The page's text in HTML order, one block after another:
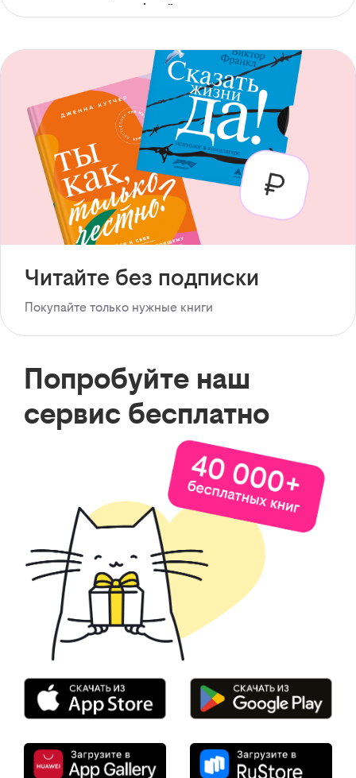
с доступом офлайн
Читайте без подписки
Покупайте только нужные книги
Попробуйте наш
сервис бесплатно